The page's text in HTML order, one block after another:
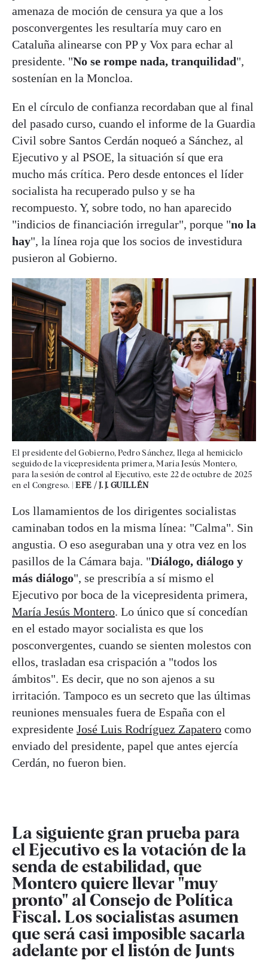
amenaza de moción de censura ya que a los
posconvergentes les resultaría muy caro en
Cataluña alinearse con PP y Vox para echar al
presidente. "No se rompe nada, tranquilidad",
sostenían en la Moncloa.
En el círculo de confianza recordaban que al final
del pasado curso, cuando el informe de la Guardia
Civil sobre Santos Cerdán noqueó a Sánchez, al
Ejecutivo y al PSOE, la situación sí que era
mucho más crítica. Pero desde entonces el líder
socialista ha recuperado pulso y se ha
recompuesto. Y, sobre todo, no han aparecido
"indicios de financiación irregular", porque "no la
hay", la línea roja que los socios de investidura
pusieron al Gobierno.
El presidente del Gobierno, Pedro Sánchez, llega al hemiciclo
seguido de la vicepresidenta primera, María Jesús Montero,
para la sesión de control al Ejecutivo, este 22 de octubre de 2025
en el Congreso. |EFE / J. J. GUILLÉN
Los llamamientos de los dirigentes socialistas
caminaban todos en la misma línea: "Calma". Sin
angustia. O eso aseguraban una y otra vez en los
pasillos de la Cámara baja. "Diálogo, diálogo y
más diálogo", se prescribía a sí mismo el
Ejecutivo por boca de la vicepresidenta primera,
María Jesús Montero. Lo único que sí concedían
en el estado mayor socialista es que los
posconvergentes, cuando se sienten molestos con
ellos, trasladan esa crispación a "todos los
ámbitos". Es decir, que no son ajenos a su
irritación. Tampoco es un secreto que las últimas
reuniones mensuales fuera de España con el
expresidente José Luis Rodríguez Zapatero como
enviado del presidente, papel que antes ejercía
Cerdán, no fueron bien.
La siguiente gran prueba para
el Ejecutivo es la votación de la
senda de estabilidad, que
Montero quiere llevar "muy
pronto" al Consejo de Política
Fiscal. Los socialistas asumen
que será casi imposible sacarla
adelante por el listón de Junts